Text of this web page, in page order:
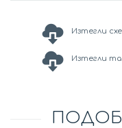
Изтегли
Изтегли